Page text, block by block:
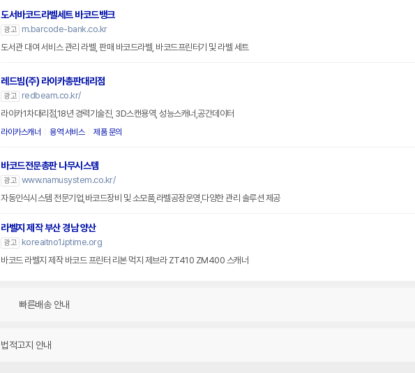
도서바코드라벨세트 바코드뱅크
광고
m.barcode-bank.co.kr
도서관 대여 서비스 관리 라벨, 판매 바코드라벨, 바코드프린터기 및 라벨 세트
레드빔(주) 라이카총판대리점
광고
redbeam.co.kr/
라이카1차대리점,18년 경력기술진, 3D스캔용역, 성능스캐너,공간데이터
라이카스캐너 용역 서비스 제품 문의
바코드전문총판 나무시스템
광고 www.namusystem.co.kr/
자동인식시스템 전문기업,바코드장비 및 소모품,라벨공장운영,다양한 관리 솔루션 제공
라벨지 제작 부산 경남 양산
광고
koreaitno1.iptime.org
바코드 라벨지 제작 바코드 프린터 리본 먹지 제브라 ZT410 ZM400 스캐너
빠른배송 안내
법적고지 안내